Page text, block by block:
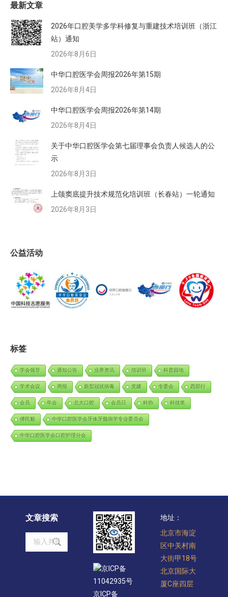
最新文章
2026年口腔美学多学科修复与重建技术培训班（浙江
站）通知
2026年8月6日
中华口腔医学会周报2026年第15期
2026年8月4日
中华口腔医学会周报2026年第14期
2026年8月4日
关于中华口腔医学会第七届理事会负责人候选人的公
示
2026年8月3日
上颌窦底提升技术规范化培训班（长春站）一轮通知
2026年8月3日
公益活动
标签
学会领导 通知公告 业界资讯 培训班 科普园地
学术会议 周报 新型冠状病毒 党建 专委会 西部行
会员 年会 北大口腔 会员日 科协 科技奖
傅民魁 中华口腔医学会牙体牙髓病学专业委员会
中华口腔医学会口腔护理分会
文章搜索
Search:
京ICP备
11042935号
京ICP备
地址：
北京市海淀
区中关村南
大街甲18号
北京国际大
厦C座四层